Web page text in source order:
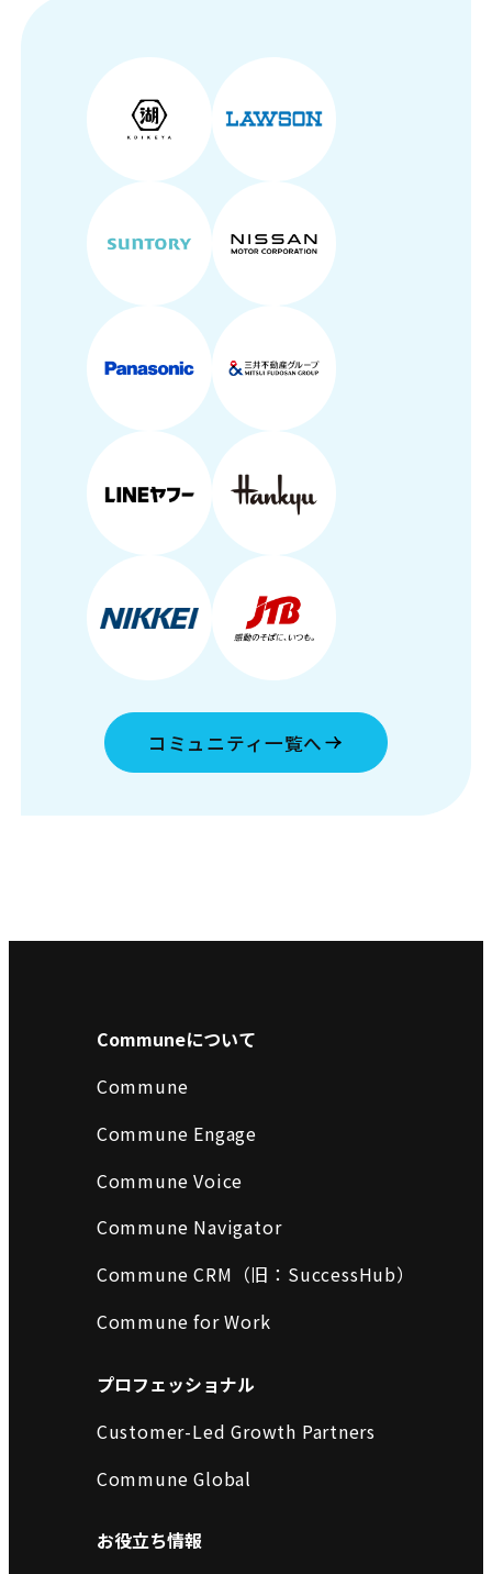
コミュニティ一覧へ
Communeについて
Commune
Commune Engage
Commune Voice
Commune Navigator
Commune CRM（旧：SuccessHub）
Commune for Work
プロフェッショナル
Customer-Led Growth Partners
Commune Global
お役立ち情報